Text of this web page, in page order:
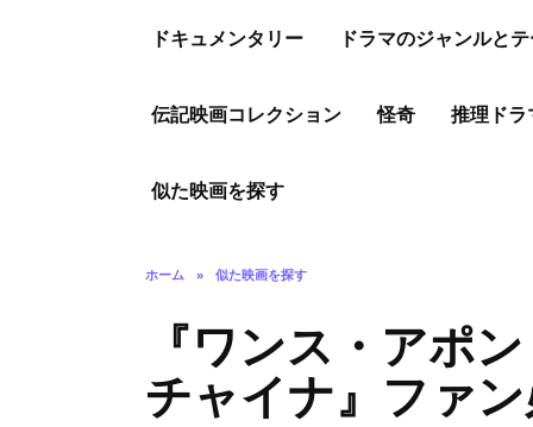
ドキュメンタリー ドラマのジャンルと
伝記映画コレクション 怪奇 推理ドラ
似た映画を探す
ホーム » 似た映画を探す
『ワンス・アポ
チャイナ』ファ